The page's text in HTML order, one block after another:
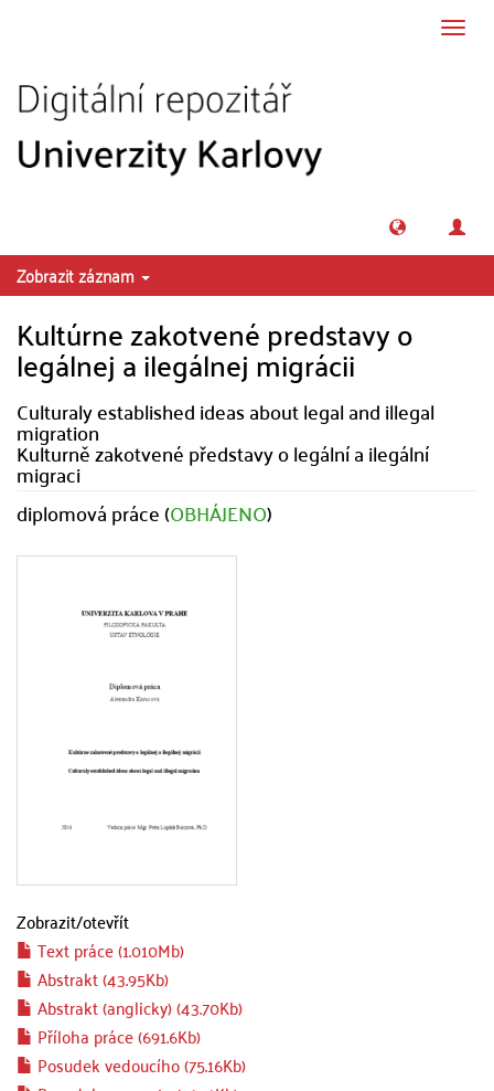
Zobrazit záznam
Kultúrne zakotvené predstavy o
legálnej a ilegálnej migrácii
Culturaly established ideas about legal and illegal
migration
Kulturně zakotvené představy o legální a ilegální
migraci
diplomová práce (OBHÁJENO)
Zobrazit/otevřít
Text práce (1.010Mb)
Abstrakt (43.95Kb)
Abstrakt (anglicky) (43.70Kb)
Příloha práce (691.6Kb)
Posudek vedoucího (75.16Kb)